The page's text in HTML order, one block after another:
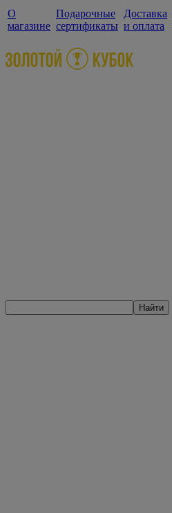
О
магазине
Подарочные
сертификаты
Доставка
и оплата
Найти